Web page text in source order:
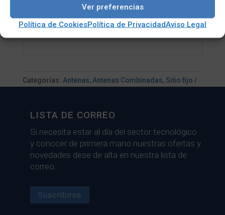
Ver preferencias
Política de CookiesPolítica de PrivacidadAviso Legal
Clasificación IP66
Categorías: Antenas,Antenas Combinadas, Sitio fijo /
LISTA DE CORREO
Si necesita estar al día del sector tecnológico
y conocer de primera mano nuestras ofertas y
novedades dese de alta en nuestra lista de
correo.
Suscribirse